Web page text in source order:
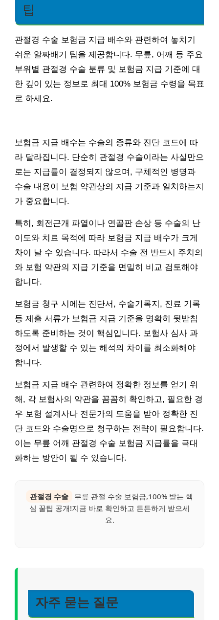
팁
관절경 수술 보험금 지급 배수와 관련하여 놓치기
쉬운 알짜배기 팁을 제공합니다. 무릎, 어깨 등 주요
부위별 관절경 수술 분류 및 보험금 지급 기준에 대
한 깊이 있는 정보로 최대 100% 보험금 수령을 목표
로 하세요.
보험금 지급 배수는 수술의 종류와 진단 코드에 따
라 달라집니다. 단순히 관절경 수술이라는 사실만으
로는 지급률이 결정되지 않으며, 구체적인 병명과
수술 내용이 보험 약관상의 지급 기준과 일치하는지
가 중요합니다.
특히, 회전근개 파열이나 연골판 손상 등 수술의 난
이도와 치료 목적에 따라 보험금 지급 배수가 크게
차이 날 수 있습니다. 따라서 수술 전 반드시 주치의
와 보험 약관의 지급 기준을 면밀히 비교 검토해야
합니다.
보험금 청구 시에는 진단서, 수술기록지, 진료 기록
등 제출 서류가 보험금 지급 기준을 명확히 뒷받침
하도록 준비하는 것이 핵심입니다. 보험사 심사 과
정에서 발생할 수 있는 해석의 차이를 최소화해야
합니다.
보험금 지급 배수 관련하여 정확한 정보를 얻기 위
해, 각 보험사의 약관을 꼼꼼히 확인하고, 필요한 경
우 보험 설계사나 전문가의 도움을 받아 정확한 진
단 코드와 수술명으로 청구하는 전략이 필요합니다.
이는 무릎 어깨 관절경 수술 보험금 지급률을 극대
화하는 방안이 될 수 있습니다.
관절경 수술
무릎 관절 수술 보험금,100% 받는 핵
심 꿀팁 공개!지금 바로 확인하고 든든하게 받으세
요.
자주 묻는 질문